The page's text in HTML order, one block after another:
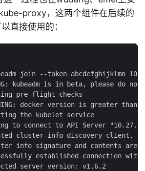
proxy，这两个组件在后续的
直接使用的：
join --token abcdefghijklmn
kubeadm is in beta, please
pre-flight checks
docker version is greater
the kubelet service
to connect to API Server
cluster-info discovery client,
info signature and contents
established connection with
server version: v1.6.2